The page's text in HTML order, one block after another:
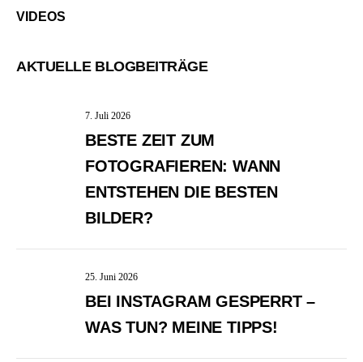
VIDEOS
AKTUELLE BLOGBEITRÄGE
7. Juli 2026
BESTE ZEIT ZUM
FOTOGRAFIEREN: WANN
ENTSTEHEN DIE BESTEN
BILDER?
25. Juni 2026
BEI INSTAGRAM GESPERRT –
WAS TUN? MEINE TIPPS!